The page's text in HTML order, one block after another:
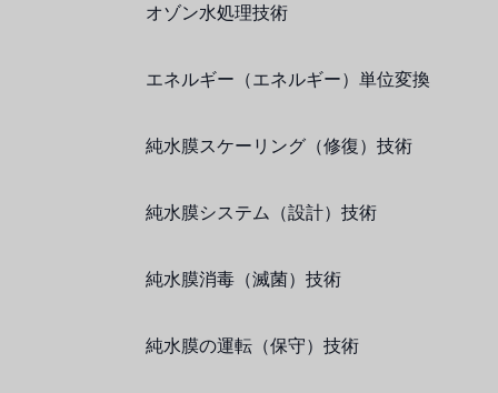
オゾン水処理技術
エネルギー（エネルギー）単位変換
純水膜スケーリング（修復）技術
純水膜システム（設計）技術
純水膜消毒（滅菌）技術
純水膜の運転（保守）技術